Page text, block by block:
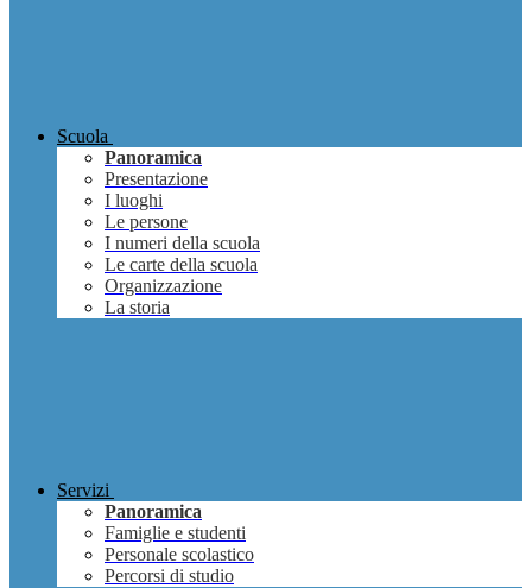
Scuola
Panoramica
Presentazione
I luoghi
Le persone
I numeri della scuola
Le carte della scuola
Organizzazione
La storia
Servizi
Panoramica
Famiglie e studenti
Personale scolastico
Percorsi di studio